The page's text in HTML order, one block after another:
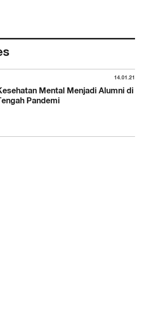
14.01.21
Mental Menjadi Alumni di
Pandemi